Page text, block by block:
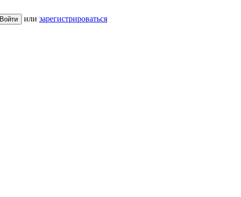
Войти или зарегистрироваться